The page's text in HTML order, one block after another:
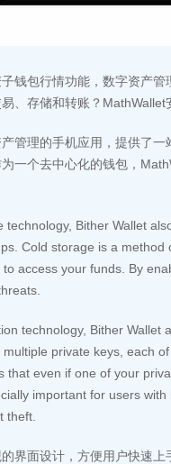
钱包行情功能，数字资产
、存储和转账？MathWallet
管理的手机应用，提供了
一个去中心化的钱包，
technology, Bither Wallet
Cold storage is a
access your funds. By
technology, Bither
private keys, each
even if one of your
important for users
theft.
界面设计，方便用户快速